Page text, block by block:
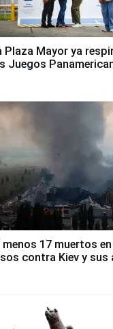
Plaza Mayor ya
Juegos
menos 17 muertos
contra Kiev y sus